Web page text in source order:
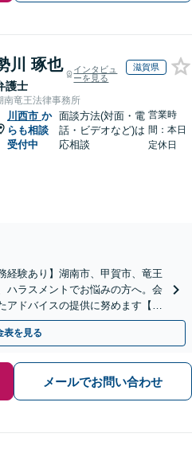
川 琢也
護士
インタビュ
ーを見る
滋賀県
南竜王法律事務所
川西市 か
らも相談
受付中
面談方法(対面・電
話・ビデオなど)は
応相談
営業時
間：本日
定休日
経験あり】湖南市、甲賀市、竜王
ハラスメントでお悩みの方へ。会
アドバイスの提供に努めます【労
表を見る
メールでお問い合わせ